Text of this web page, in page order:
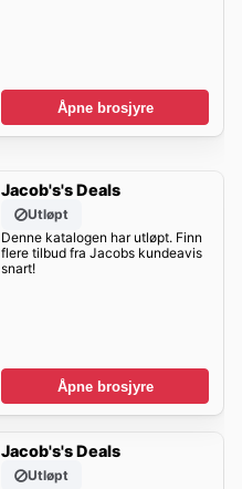
Åpne brosjyre
Jacob's's Deals
Utløpt
Denne katalogen har utløpt. Finn
flere tilbud fra Jacobs kundeavis
snart!
Åpne brosjyre
Jacob's's Deals
Utløpt